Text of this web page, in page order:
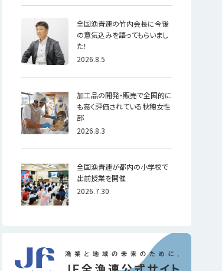
全国漁青連の竹内会長に今後
の意気込みを語ってもらいまし
た！
2026.8.5
加工品の開発・販売で全国的に
も高く評価されている秋穂女性
部
2026.8.3
全国漁青連が都内の小学校で
出前授業を開催
2026.7.30